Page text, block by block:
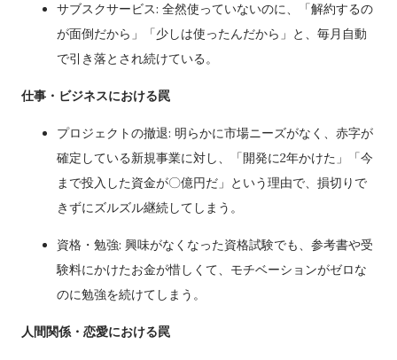
サブスクサービス: 全然使っていないのに、「解約するの
が面倒だから」「少しは使ったんだから」と、毎月自動
で引き落とされ続けている。
仕事・ビジネスにおける罠
プロジェクトの撤退: 明らかに市場ニーズがなく、赤字が
確定している新規事業に対し、「開発に2年かけた」「今
まで投入した資金が〇億円だ」という理由で、損切りで
きずにズルズル継続してしまう。
資格・勉強: 興味がなくなった資格試験でも、参考書や受
験料にかけたお金が惜しくて、モチベーションがゼロな
のに勉強を続けてしまう。
人間関係・恋愛における罠